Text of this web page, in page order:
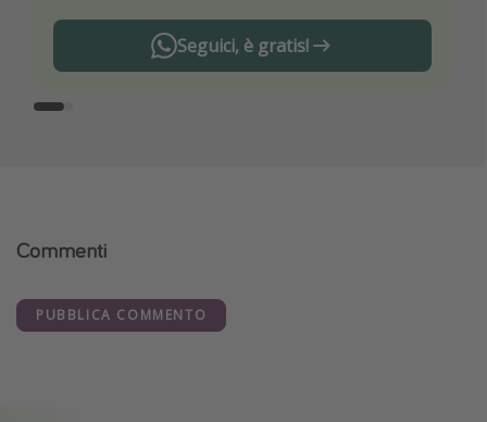
Seguici, è gratis!
Commenti
PUBBLICA COMMENTO